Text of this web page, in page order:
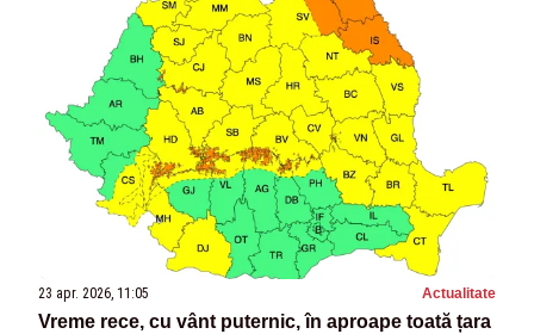
23 apr. 2026, 11:05 Actualitate
Vreme rece, cu vânt puternic, în aproape toată țara